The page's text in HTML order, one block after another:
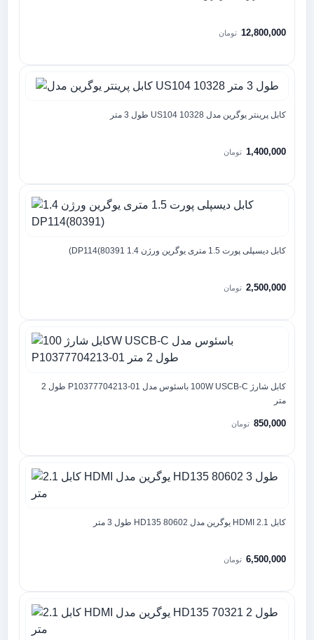
12,800,000 تومان
کابل پرینتر یوگرین مدل US104 10328 طول 3 متر
1,400,000 تومان
کابل دیسپلی پورت 1.5 متری یوگرین ورژن 1.4 DP114(80391)
2,500,000 تومان
کابل شارژ 100W USCB-C باسئوس مدل P10377704213-01 طول 2
متر
850,000 تومان
کابل 2.1 HDMI یوگرین مدل HD135 80602 طول 3 متر
6,500,000 تومان